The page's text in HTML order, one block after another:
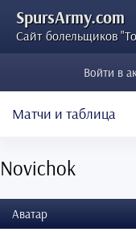
SpursArmy.com
Сайт болельщиков
Войти в
Матчи и таблица
Novichok
Аватар